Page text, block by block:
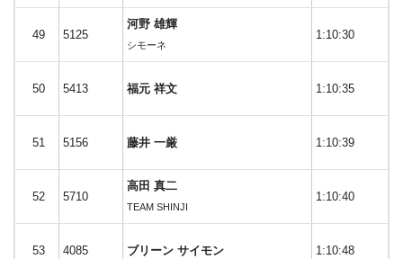
49 5125
河野 雄輝
シモーネ
1:10:30
50 5413 福元 祥文 1:10:35
51 5156 藤井 一厳 1:10:39
52 5710
高田 真二
TEAM SHINJI
1:10:40
53 4085 ブリーン サイモン 1:10:48